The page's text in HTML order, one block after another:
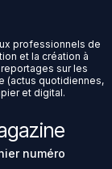
professionnels de
et la création à
sur les
(actus quotidiennes,
et digital.
numéro